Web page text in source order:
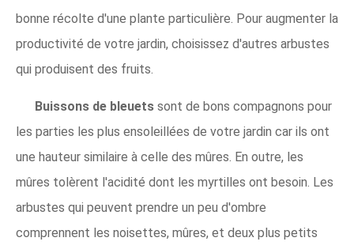
bonne récolte d'une plante particulière. Pour augmenter la
productivité de votre jardin, choisissez d'autres arbustes
qui produisent des fruits.
Buissons de bleuets sont de bons compagnons pour
les parties les plus ensoleillées de votre jardin car ils ont
une hauteur similaire à celle des mûres. En outre, les
mûres tolèrent l'acidité dont les myrtilles ont besoin. Les
arbustes qui peuvent prendre un peu d'ombre
comprennent les noisettes, mûres, et deux plus petits